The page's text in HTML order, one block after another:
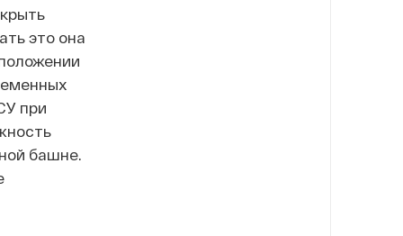
это она
при
башне.